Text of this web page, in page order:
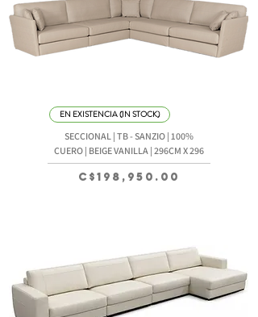
EN EXISTENCIA (IN STOCK)
SECCIONAL | TB - SANZIO | 100%
CUERO | BEIGE VANILLA | 296CM X 296
Precio
C$198,950.00